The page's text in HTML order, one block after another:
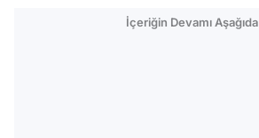
İçeriğin Devamı Aşağıda